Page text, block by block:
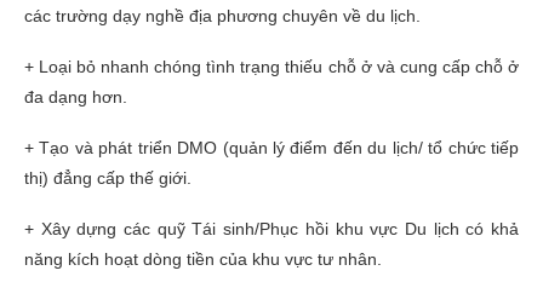
các trường dạy nghề địa phương chuyên về du lịch.
+ Loại bỏ nhanh chóng tình trạng thiếu chỗ ở và cung cấp chỗ ở
đa dạng hơn.
+ Tạo và phát triển DMO (quản lý điểm đến du lịch/ tổ chức tiếp
thị) đẳng cấp thế giới.
+ Xây dựng các quỹ Tái sinh/Phục hồi khu vực Du lịch có khả
năng kích hoạt dòng tiền của khu vực tư nhân.